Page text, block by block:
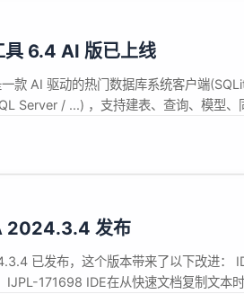
具 6.4 AI 版已上线
款 AI 驱动的热门数据库系统客户端
Server / ...) ，支持建表、查询、模型、
等操作系统，致力于打造一款好用、
2024.3.4 发布
已发布，这个版本带来了以下改进：
IJPL-171698 IDE在从快速文档复制文本